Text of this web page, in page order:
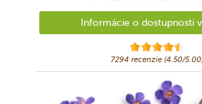
Informácie o dostupnosti
7294 recenzie (4.50/